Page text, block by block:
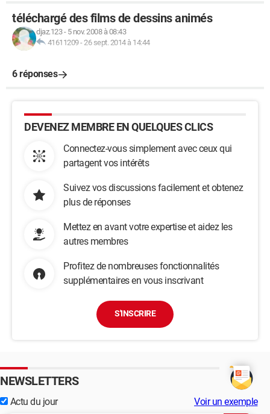
téléchargé des films de dessins animés
djaz.123- 5 nov. 2008 à 08:43
41611209-26 sept. 2014 à 14:44
6 réponses
DEVENEZ MEMBRE EN QUELQUES CLICS
Connectez-vous simplement avec ceux qui
partagent vos intérêts
Suivez vos discussions facilement et obtenez
plus de réponses
Mettez en avant votre expertise et aidez les
autres membres
Profitez de nombreuses fonctionnalités
supplémentaires en vous inscrivant
S'INSCRIRE
NEWSLETTERS
Actu du jour Voir un exemple